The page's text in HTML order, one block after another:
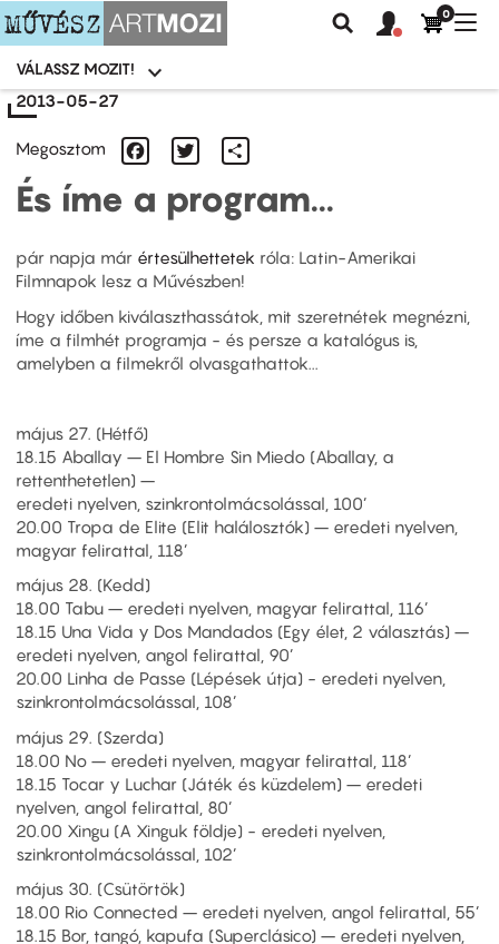
Ugrás
a
tartalomra
Moziválasztó
menü
VÁLASSZ MOZIT!
Keresés
Felhasználói
fiók
0
2013-05-27
Megosztom Facebook
Twitter
És íme a program...
pár napja már értesülhettetek róla: Latin-Amerikai
Filmnapok lesz a Művészben!
Hogy időben kiválaszthassátok, mit szeretnétek megnézni,
íme a filmhét programja - és persze a katalógus is,
amelyben a filmekről olvasgathattok...
május 27. (Hétfő)
18.15 Aballay – El Hombre Sin Miedo (Aballay, a
rettenthetetlen) –
eredeti nyelven, szinkrontolmácsolással, 100’
20.00 Tropa de Elite (Elit halálosztók) – eredeti nyelven,
magyar felirattal, 118’
május 28. (Kedd)
18.00 Tabu – eredeti nyelven, magyar felirattal, 116’
18.15 Una Vida y Dos Mandados (Egy élet, 2 választás) –
eredeti nyelven, angol felirattal, 90’
20.00 Linha de Passe (Lépések útja) - eredeti nyelven,
szinkrontolmácsolással, 108’
május 29. (Szerda)
18.00 No – eredeti nyelven, magyar felirattal, 118’
18.15 Tocar y Luchar (Játék és küzdelem) – eredeti
nyelven, angol felirattal, 80’
20.00 Xingu (A Xinguk földje) - eredeti nyelven,
szinkrontolmácsolással, 102’
május 30. (Csütörtök)
18.00 Rio Connected – eredeti nyelven, angol felirattal, 55’
18.15 Bor, tangó, kapufa (Superclásico) – eredeti nyelven,